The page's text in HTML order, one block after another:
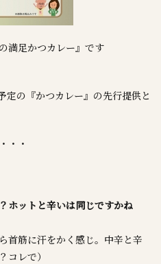
満足かつカレー』です
定の『かつカレー』の先行提供と
・・
ホットと辛いは同じですかね
首筋に汗をかく感じ。中辛と辛
コレで）